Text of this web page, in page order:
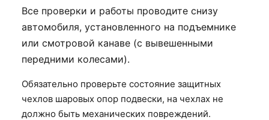
Все проверки и работы проводите снизу
автомобиля, установленного на подъемнике
или смотровой канаве (с вывешенными
передними колесами).
Обязательно проверьте состояние защитных
чехлов шаровых опор подвески, на чехлах не
должно быть механических повреждений.